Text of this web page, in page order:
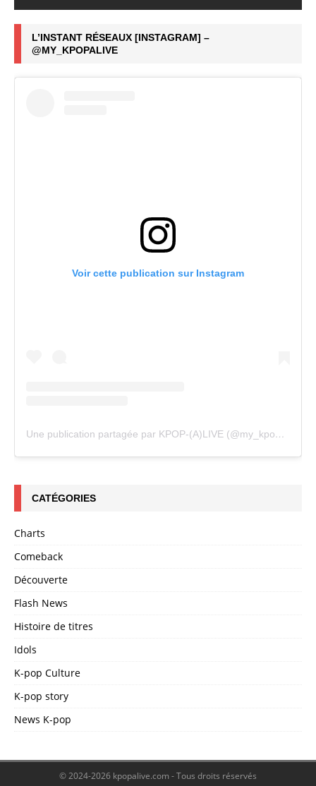
L’INSTANT RÉSEAUX [INSTAGRAM] –
@MY_KPOPALIVE
Voir cette publication sur Instagram
Une publication partagée par KPOP-(A)LIVE (@my_kpopalive)
CATÉGORIES
Charts
Comeback
Découverte
Flash News
Histoire de titres
Idols
K-pop Culture
K-pop story
News K-pop
© 2024-2026 kpopalive.com - Tous droits réservés